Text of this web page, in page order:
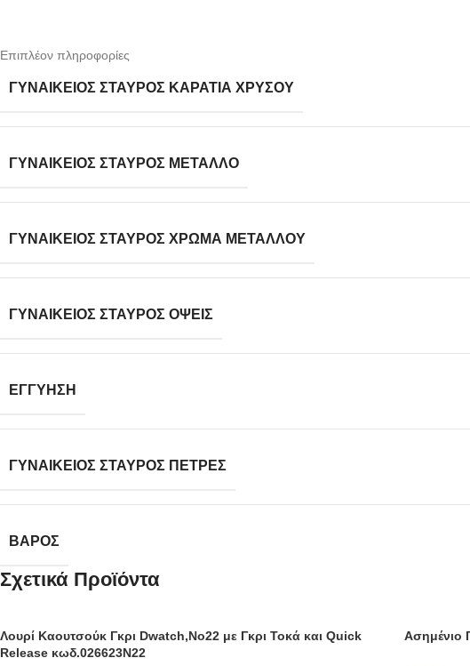
Επιπλέον πληροφορίες
ΓΥΝΑΙΚΕΊΟΣ ΣΤΑΥΡΌΣ ΚΑΡΆΤΙΑ ΧΡΥΣΟΎ
ΓΥΝΑΙΚΕΊΟΣ ΣΤΑΥΡΌΣ ΜΈΤΑΛΛΟ
ΓΥΝΑΙΚΕΊΟΣ ΣΤΑΥΡΌΣ ΧΡΏΜΑ ΜΕΤΆΛΛΟΥ
ΓΥΝΑΙΚΕΊΟΣ ΣΤΑΥΡΌΣ ΌΨΕΙΣ
ΕΓΓΎΗΣΗ
ΓΥΝΑΙΚΕΊΟΣ ΣΤΑΥΡΌΣ ΠΈΤΡΕΣ
ΒΆΡΟΣ
Σχετικά Προϊόντα
Λουρί Καουτσούκ Γκρι Dwatch,No22 με Γκρι Τοκά και Quick
Release κωδ.026623N22
Ασημένιο